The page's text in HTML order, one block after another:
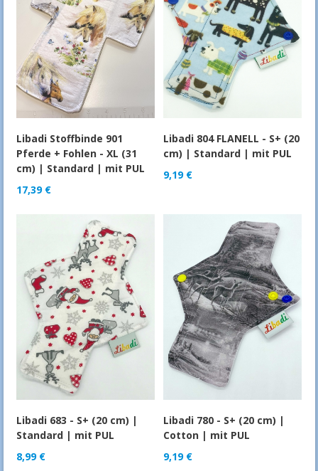
Libadi Stoffbinde 901
Pferde + Fohlen - XL (31
cm) | Standard | mit PUL
17,39 €
Libadi 804 FLANELL - S+ (20
cm) | Standard | mit PUL
9,19 €
Libadi 683 - S+ (20 cm) |
Standard | mit PUL
8,99 €
Libadi 780 - S+ (20 cm) |
Cotton | mit PUL
9,19 €